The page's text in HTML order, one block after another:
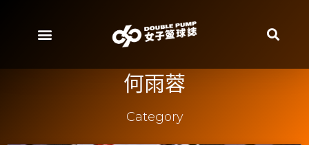
何雨蓉
Category